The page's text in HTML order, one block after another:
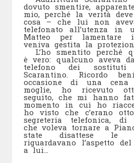
dovuto smentire,
mio, perché la verità
cosa – che lui non
telefonato all’utenza in
Matteo per
veniva gestita la
L’ho smentito perché
è vero: qualcuno aveva
telefono dei
Scarantino. Ricordo
occasione di una
moglie, ho ricevuto
seguito, che mi hanno
momento in cui ho
ho visto che c’erano
segreteria telefonica, di
che voleva tornare a
state disattese le
riguardavano l’aspetto
a lui…